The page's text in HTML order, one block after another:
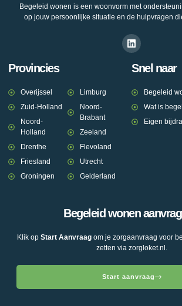
Begeleid wonen is een woonvorm met
op jouw persoonlijke situatie en de hulpvragen
Provincies
Overijssel
Zuid-Holland
Noord-
Holland
Drenthe
Friesland
Groningen
Limburg
Noord-
Brabant
Zeeland
Flevoland
Utrecht
Gelderland
Snel naar
Begeleid
Wat is
Eigen
Begeleid wonen
Klik op Start Aanvraagom je zorgaanvraag voor
zetten via zorgloket.nl.
Start aanvraag